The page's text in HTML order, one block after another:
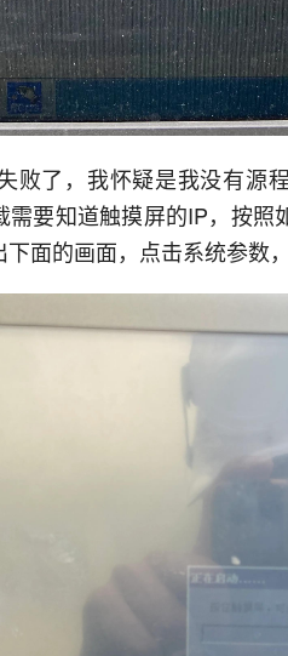
败了，我怀疑是我没有源
要知道触摸屏的IP，按照
下面的画面，点击系统参数